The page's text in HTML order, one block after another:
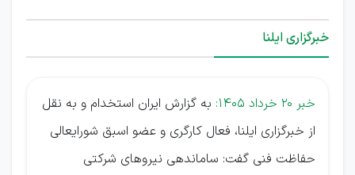
خبرگزاری ایلنا
خبر 20 خرداد 1405:
به گزارش ایران استخدام و به نقل
از خبرگزاری ایلنا، فعال کارگری و عضو اسبق شورایعالی
حفاظت فنی گفت: ساماندهی نیروهای شرکتی